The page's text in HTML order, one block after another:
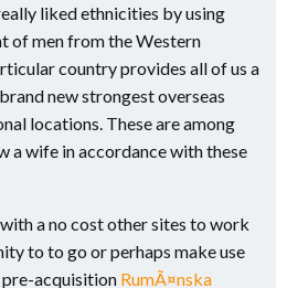
liked ethnicities by using
of men from the Western
country provides all of us a
new strongest overseas
locations. These are among
a wife in accordance with these
a no cost other sites to work
to to go or perhaps make use
pre-acquisition RumÃ¤nska